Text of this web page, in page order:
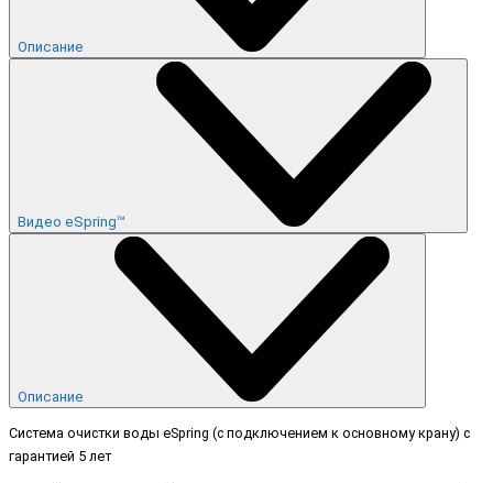
Описание
Видео eSpring™
Описание
Система очистки воды eSpring (с подключением к основному крану) с
гарантией 5 лет